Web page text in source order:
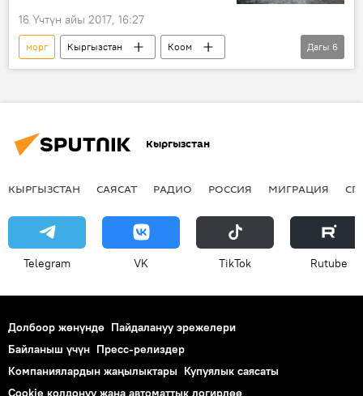
16 Үчтүн айы 2017, 16:27
морг Кыргызстан
Коом
Жаңылыктар
Каза болгондор
Дагы 6
Кыргызстан
КЫРГЫЗСТАН САЯСАТ РАДИО РОССИЯ МИГРАЦИЯ
Telegram VK ТikТоk Rutube
Долбоор жөнүндө Пайдалануу эрежелери
Байланыш үчүн Пресс-релиздер
Компаниялардын жаңылыктары Купуялык саясаты
Cookie колдонуу жана автоматтык логирлөө